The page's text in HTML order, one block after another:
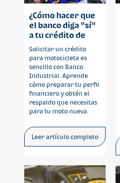
¿Cómo hacer que
el banco diga "sí"
a tu crédito de
motocicleta?
Solicitar un crédito
para motocicleta es
sencillo con Banco
Industrial. Aprende
cómo preparar tu perfil
financiero y obtén el
respaldo que necesitas
para tu moto nueva.
Leer artículo completo